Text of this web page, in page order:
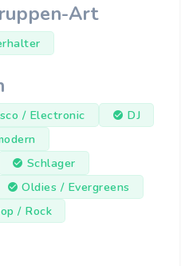
Art
/ Electronic
DJ
Schlager
Oldies / Evergreens
/ Rock